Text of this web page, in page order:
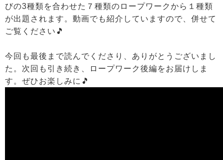
びの3種類を合わせた７種類のロープワークから１種類
が出題されます。動画でも紹介していますので、併せて
ご覧ください🎵
今回も最後まで読んでくださり、ありがとうございまし
た。次回も引き続き、ロープワーク後編をお届けしま
す。ぜひお楽しみに🎵